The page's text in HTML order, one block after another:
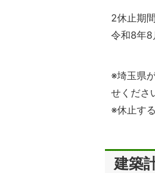
2休止期間
令和8年8
※埼玉県
せくださ
※休止す
建築